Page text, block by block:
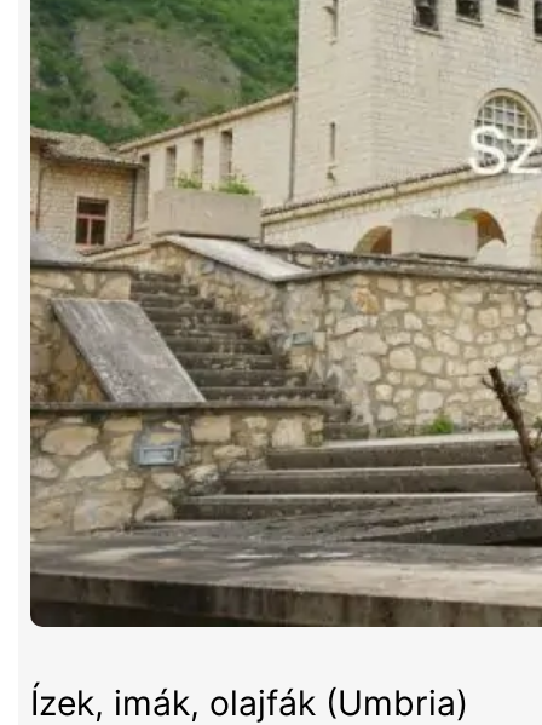
Ízek, imák, olajfák (Umbria)